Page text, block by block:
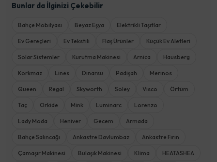
Bunlar da İlginizi Çekebilir
Bahçe Mobilyası Beyaz Eşya Elektrikli Taşıtlar
Ev Gereçleri Ev Tekstili Flaş Ürünler Küçük Ev Aletleri
Solar Sistemler Kurutma Makinesi Arnica Hausberg
Korkmaz Lines Dinarsu Padişah Merinos
Queen Regal Skyworth Soley Visco Örtüm
Taç Orkide Mink Luminarc Lorenzo
Lady Moda Heniver Gecem Armada
Bahçe Salıncağı Ankastre Davlumbaz Ankastre Fırın
Çamaşır Makinesi Bulaşık Makinesi Klima HEATASHEA